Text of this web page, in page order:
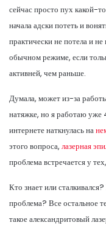
сейчас просто пух какой-
начала адски потеть и
практически не потела и
обычном режиме, если
активней, чем раньше.
Думала, может из-за
натяжке, но я работаю уже
интернете наткнулась на
этого вопроса, лазерная
проблема встречается у
Кто знает или
проблема? Все остальное
такое александритовый